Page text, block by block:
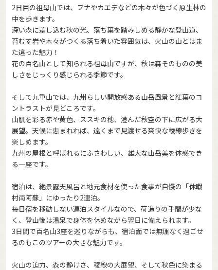
2日目の祖母山では、ブナやカエデなどの木々が色づく原生林の
中を歩きます。
深い森に差し込む秋の光、落ち葉を踏みしめる静かな登山道、
苔むす岩や木々がつくる落ち着いた雰囲気は、火山の山とはま
た違った魅力！
花の百名山として知られる祖母山ですが、秋は森そのものの美
しさをじっくり感じられる季節です。
そして九重山では、九州らしい開放感ある山岳風景と紅葉のコ
ントラストが見どころです。
山肌を彩る赤や黄色、ススキの穂、澄んだ秋空の下に広がる大
展望。天候に恵まれれば、遠くまで見渡せる爽快な稜線歩きを
楽しめます。
九州の屋根と呼ばれるにふさわしい、雄大な山岳美を体感でき
る一座です。
宿泊は、絶景露天風呂と地元食材を使った食事が自慢の「休暇
村南阿蘇」にゆったり2連泊。
毎日宿を移動しない連泊スタイルなので、荷造りの手間が少な
く、登山後は温泉で身体を休めながら翌日に備えられます。
3日間で百名山3座を巡りながらも、宿泊面では無理なく過ごせ
るのもこのツアーの大きな魅力です。
火山の迫力、森の静けさ、稜線の大展望、そして秋色に染まる